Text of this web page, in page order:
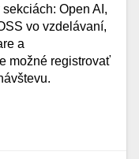
Open AI,
vo vzdelávaní,
a
možné registrovať